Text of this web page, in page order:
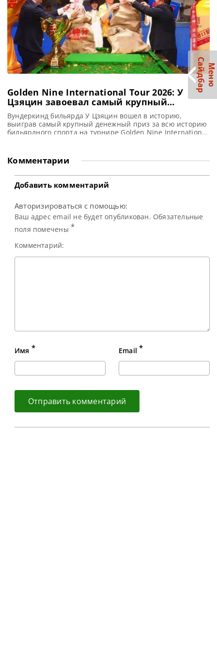
Golden Nine International Tour 2026: У
Цзяцин завоевал самый крупный
главный приз в истории бильярда
Вундеркинд бильярда У Цзяцин вошел в историю,
выиграв самый крупный денежный приз за всю историю
бильярдного спорта на турнире Golden Nine International
внушительного приза в истории бильярда, одержав
победу в финале международного турнира Duya Legends
Golden Nine International Tour 2026. Финальный
Комментарии
Добавить комментарий
Авторизироваться с помощью:
Ваш адрес email не будет опубликован. Обязательные
поля помечены *
Комментарий:
Имя * Email *
М
е
н
ю
Са
й
д
б
а
р